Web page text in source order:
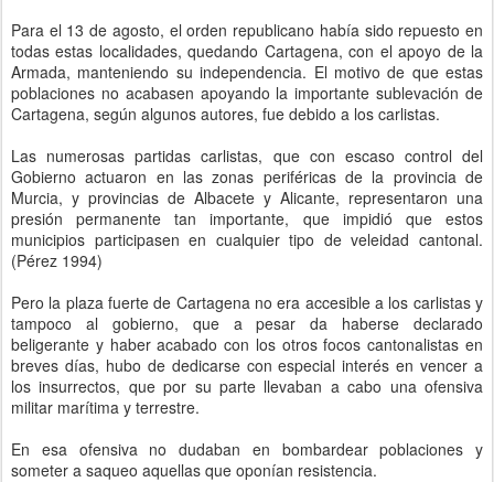
Para el 13 de agosto, el orden republicano había sido repuesto en
todas estas localidades, quedando Cartagena, con el apoyo de la
Armada, manteniendo su independencia. El motivo de que estas
poblaciones no acabasen apoyando la importante sublevación de
Cartagena, según algunos autores, fue debido a los carlistas.
Las numerosas partidas carlistas, que con escaso control del
Gobierno actuaron en las zonas periféricas de la provincia de
Murcia, y provincias de Albacete y Alicante, representaron una
presión permanente tan importante, que impidió que estos
municipios participasen en cualquier tipo de veleidad cantonal.
(Pérez 1994)
Pero la plaza fuerte de Cartagena no era accesible a los carlistas y
tampoco al gobierno, que a pesar da haberse declarado
beligerante y haber acabado con los otros focos cantonalistas en
breves días, hubo de dedicarse con especial interés en vencer a
los insurrectos, que por su parte llevaban a cabo una ofensiva
militar marítima y terrestre.
En esa ofensiva no dudaban en bombardear poblaciones y
someter a saqueo aquellas que oponían resistencia.